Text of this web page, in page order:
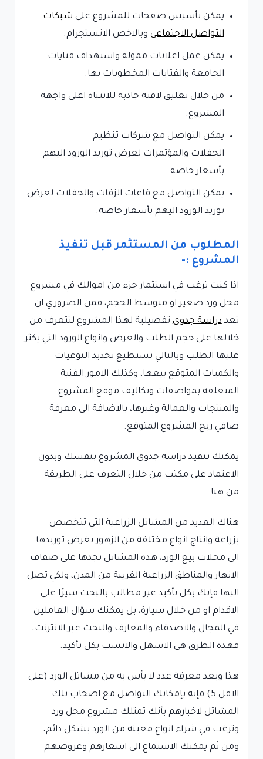
يمكن تأسيس صفحات للمشروع علىشبكات
التواصل الاجتماعيوبالاخص الانستجرام.
يمكن عمل اعلانات ممولة واستهداف فتايات
الجامعة والفتايات المخطوبات بها.
من خلال تعليق لافته جاذبة للانتباه اعلى واجهة
المشروع.
يمكن التواصل مع شركات تنظيم
الحفلات والمؤتمرات لعرض توريد الورود اليهم
بأسعار خاصة.
يمكن التواصل مع قاعات الزفات والحفلات لعرض
توريد الورود اليهم بأسعار خاصة.
المطلوب من المستثمر قبل تنفيذ
المشروع :-
اذا كنت ترغب في استثمار جزء من اموالك في مشروع
محل ورد صغير او متوسط الحجم، فمن الضروري ان
تعددراسة جدوىتفصيلية لهذا المشروع لتتعرف من
خلالها على حجم الطلب والعرض وانواع الورود التي يكثر
عليها الطلب وبالتالي تستطيع تحديد النوعيات
والكميات المتوقع بيعها، وكذلك الامور الفنية
المتعلقة بمواصفات وتكاليف موقع المشروع
والمنتجات والعمالة وغيرها، بالاضافة الى معرفة
صافي ربح المشروع المتوقع.
يمكنك تنفيذ دراسة جدوى المشروع بنفسك وبدون
الاعتماد على مكتب من خلال التعرف على الطريقة
من هنا.
هناك العديد من المشاتل الزراعية التي تتخصص
بزراعة وانتاج انواع مختلفة من الزهور بغرض توريدها
الى محلات بيع الورد، هذه المشاتل تجدها على ضفاف
الانهار والمناطق الزراعية القريبة من المدن، ولكي تصل
اليها فإنك بكل تأكيد غير مطالب بالبحث سيرًا على
الاقدام او من خلال سيارة، بل يمكنك سؤال العاملين
في المجال والاصدقاء والمعارف والبحث عبر الانترنت،
فهذه الطرق هى الاسهل والانسب بكل تأكيد.
هذا وبعد معرفة عدد لا بأس به من مشاتل الورد (على
الاقل 5) فإنه بإمكانك التواصل مع اصحاب تلك
المشاتل لاخبارهم بأنك تمتلك مشروع محل ورد
وترغب في شراء انواع معينه من الورد بشكل دائم،
ومن ثم يمكنك الاستماع الى اسعارهم وعروضهم